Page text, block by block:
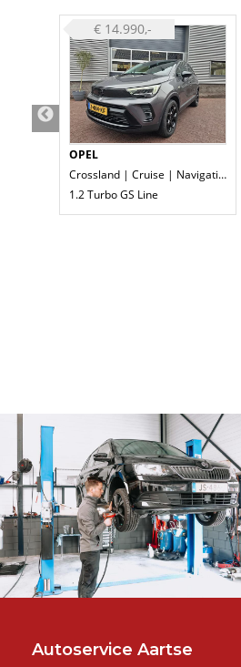
€ 14.990,-
OPEL
Crossland | Cruise | Navigatie |
1.2 Turbo GS Line
Autoservice Aartse